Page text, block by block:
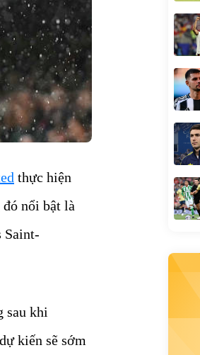
thực hiện
nổi bật là
Saint-
sau khi
kiến sẽ sớm